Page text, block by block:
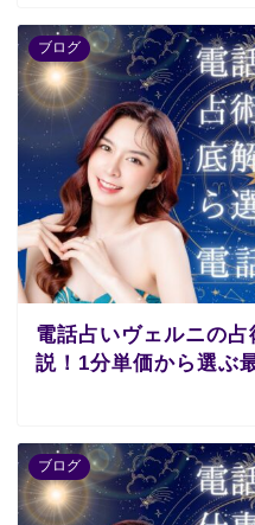
ブログ
電話占いヴェルニの
説！1分単価から選ぶ
ブログ